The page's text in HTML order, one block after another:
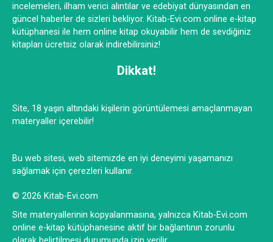
incelemeleri, ilham verici alıntılar ve edebiyat dünyasından en
güncel haberler de sizleri bekliyor. Kitab-Evi.com online e-kitap
kütüphanesi ile hem online kitap okuyabilir hem de sevdiğiniz
kitapları ücretsiz olarak indirebilirsiniz!
Dikkat!
Site, 18 yaşın altındaki kişilerin görüntülemesi amaçlanmayan
materyaller içerebilir!
Bu web sitesi, web sitemizde en iyi deneyimi yaşamanızı
sağlamak için çerezleri kullanır.
© 2026 Kitab-Evi.com
Site materyallerinin kopyalanmasına, yalnızca Kitab-Evi.com
online e-kitap kütüphanesine aktif bir bağlantının zorunlu